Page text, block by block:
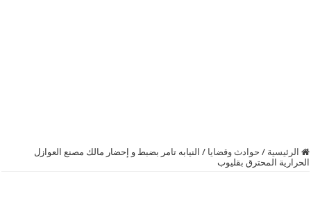
الرئيسية / حوادث وقضايا / النيابه تامر بضبط و إحضار مالك مصنع العوازل
الحرارية المحترق بقليوب